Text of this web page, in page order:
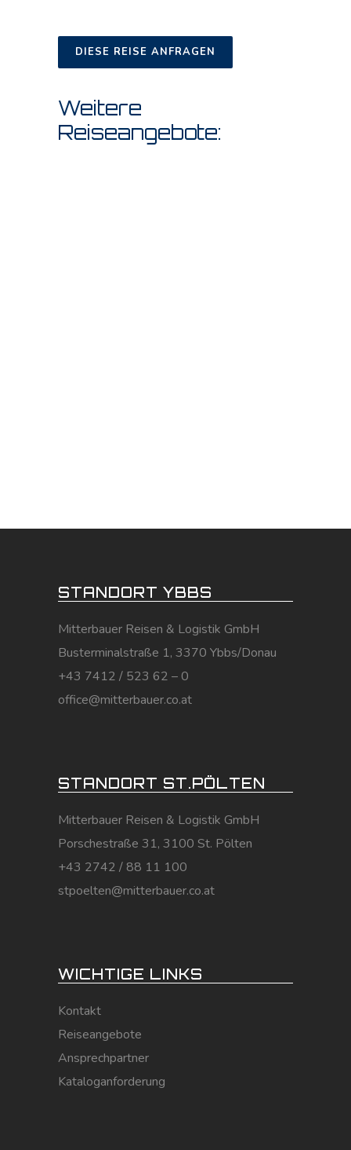
DIESE REISE ANFRAGEN
Weitere
Reiseangebote:
STANDORT YBBS
Mitterbauer Reisen & Logistik GmbH
Busterminalstraße 1, 3370 Ybbs/Donau
+43 7412 / 523 62 – 0
office@mitterbauer.co.at
STANDORT ST.PÖLTEN
Mitterbauer Reisen & Logistik GmbH
Porschestraße 31, 3100 St. Pölten
+43 2742 / 88 11 100
stpoelten@mitterbauer.co.at
WICHTIGE LINKS
Kontakt
Reiseangebote
Ansprechpartner
Kataloganforderung